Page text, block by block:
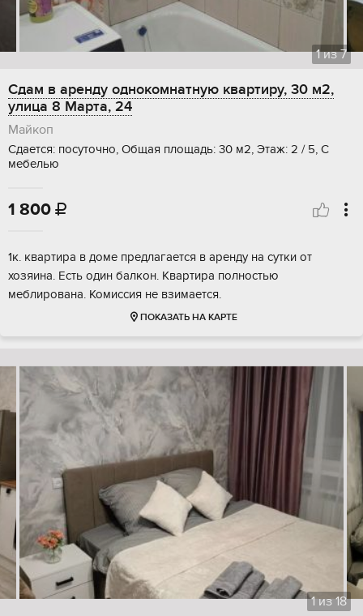
1из7
Сдам в аренду однокомнатную квартиру, 30 м2,
улица 8 Марта, 24
Майкоп
Сдается: посуточно, Общая площадь: 30 м2, Этаж: 2 / 5, С
мебелью
1 800 
1к. квартира в доме предлагается в аренду на сутки от
хозяина. Есть один балкон. Квартира полностью
меблирована. Комиссия не взимается.
ПОКАЗАТЬ НА КАРТЕ
1из18